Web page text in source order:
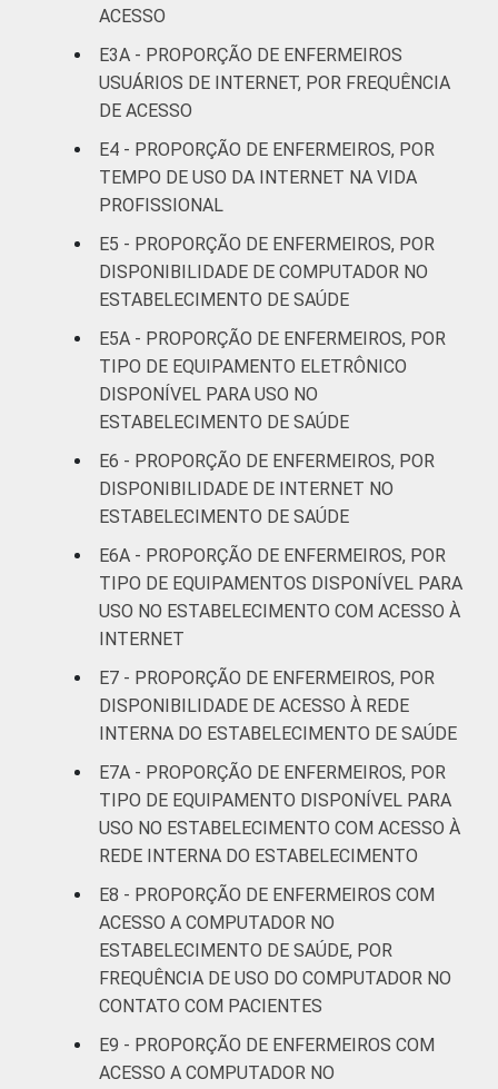
41 anos ou
LOCALIZAÇÃO Capital
Base: 2.037 enfermeiros. Dados coletados
Fonte: NIC.br - set 2014 / mar 2015
ACESSO
E3A - PROPORÇÃO DE ENFERMEIROS
USUÁRIOS DE INTERNET, POR FREQUÊNCIA
DE ACESSO
E4 - PROPORÇÃO DE ENFERMEIROS, POR
TEMPO DE USO DA INTERNET NA VIDA
PROFISSIONAL
E5 - PROPORÇÃO DE ENFERMEIROS, POR
DISPONIBILIDADE DE COMPUTADOR NO
ESTABELECIMENTO DE SAÚDE
E5A - PROPORÇÃO DE ENFERMEIROS, POR
TIPO DE EQUIPAMENTO ELETRÔNICO
DISPONÍVEL PARA USO NO
ESTABELECIMENTO DE SAÚDE
E6 - PROPORÇÃO DE ENFERMEIROS, POR
DISPONIBILIDADE DE INTERNET NO
ESTABELECIMENTO DE SAÚDE
E6A - PROPORÇÃO DE ENFERMEIROS, POR
TIPO DE EQUIPAMENTOS DISPONÍVEL PARA
USO NO ESTABELECIMENTO COM ACESSO À
INTERNET
E7 - PROPORÇÃO DE ENFERMEIROS, POR
DISPONIBILIDADE DE ACESSO À REDE
INTERNA DO ESTABELECIMENTO DE SAÚDE
E7A - PROPORÇÃO DE ENFERMEIROS, POR
TIPO DE EQUIPAMENTO DISPONÍVEL PARA
USO NO ESTABELECIMENTO COM ACESSO À
REDE INTERNA DO ESTABELECIMENTO
E8 - PROPORÇÃO DE ENFERMEIROS COM
ACESSO A COMPUTADOR NO
ESTABELECIMENTO DE SAÚDE, POR
FREQUÊNCIA DE USO DO COMPUTADOR NO
CONTATO COM PACIENTES
E9 - PROPORÇÃO DE ENFERMEIROS COM
ACESSO A COMPUTADOR NO